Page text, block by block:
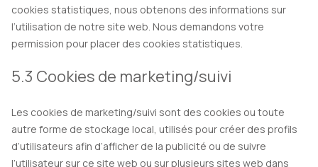
cookies statistiques, nous obtenons des informations sur
l’utilisation de notre site web. Nous demandons votre
permission pour placer des cookies statistiques.
5.3 Cookies de marketing/suivi
Les cookies de marketing/suivi sont des cookies ou toute
autre forme de stockage local, utilisés pour créer des profils
d’utilisateurs afin d’afficher de la publicité ou de suivre
l’utilisateur sur ce site web ou sur plusieurs sites web dans